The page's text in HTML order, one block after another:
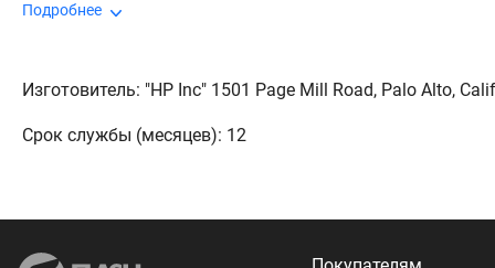
Подробнее
Изготовитель: "HP Inc" 1501 Page Mill Road, Palo Alto,
Срок службы (месяцев): 12